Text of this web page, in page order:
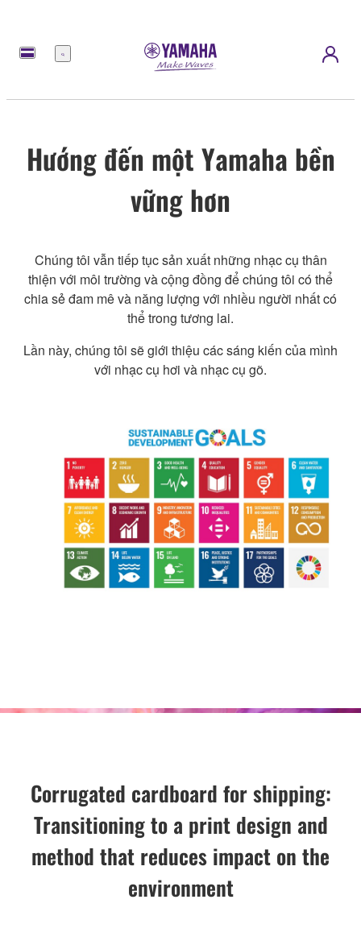
Menu
Hướng đến một Yamaha bền
vững hơn
Chúng tôi vẫn tiếp tục sản xuất những nhạc cụ thân
thiện với môi trường và cộng đồng để chúng tôi có thể
chia sẻ đam mê và năng lượng với nhiều người nhất có
thể trong tương lai.
Lần này, chúng tôi sẽ giới thiệu các sáng kiến của mình
với nhạc cụ hơi và nhạc cụ gõ.
Corrugated cardboard for shipping:
Transitioning to a print design and
method that reduces impact on the
environment